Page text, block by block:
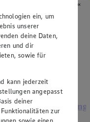
GmbH,
ein, um
unserer
deine Daten,
und dir
sowie für
kann jederzeit
angepasst
deiner
zur